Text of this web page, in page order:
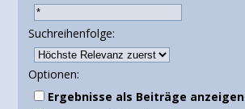
Suchreihenfolge:
Optionen:
Ergebnisse als Beiträge anzeigen